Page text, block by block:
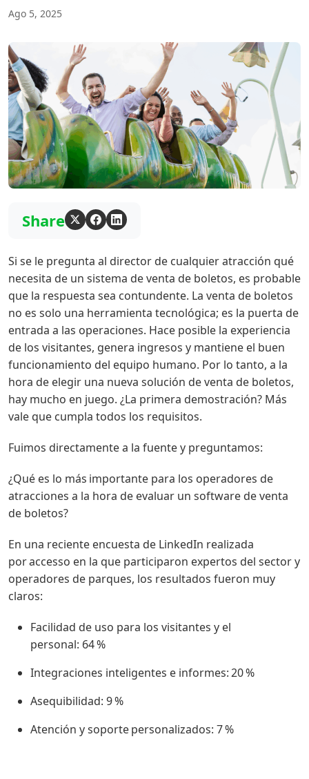
Ago 5, 2025
Share
Si se le pregunta al director de cualquier atracción qué
necesita de un sistema de venta de boletos, es probable
que la respuesta sea contundente. La venta de boletos
no es solo una herramienta tecnológica; es la puerta de
entrada a las operaciones. Hace posible la experiencia
de los visitantes, genera ingresos y mantiene el buen
funcionamiento del equipo humano. Por lo tanto, a la
hora de elegir una nueva solución de venta de boletos,
hay mucho en juego. ¿La primera demostración? Más
vale que cumpla todos los requisitos.
Fuimos directamente a la fuente y preguntamos:
¿Qué es lo más importante para los operadores de
atracciones a la hora de evaluar un software de venta
de boletos?
En una reciente encuesta de LinkedIn realizada
por accesso en la que participaron expertos del sector y
operadores de parques, los resultados fueron muy
claros:
Facilidad de uso para los visitantes y el
personal: 64 %
Integraciones inteligentes e informes: 20 %
Asequibilidad: 9 %
Atención y soporte personalizados: 7 %